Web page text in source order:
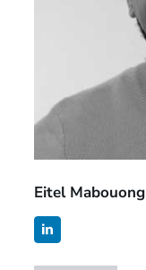
Eitel Mabouong